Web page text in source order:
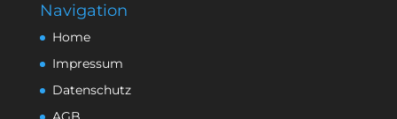
Navigation
Home
Impressum
Datenschutz